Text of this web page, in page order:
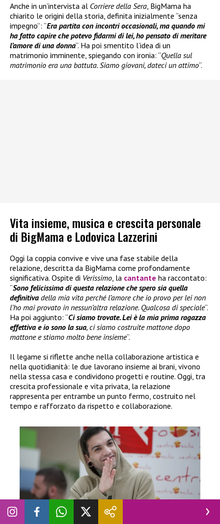
Anche in un’intervista al Corriere della Sera , BigMama ha
chiarito le origini della storia, definita inizialmente “senza
impegno”: “Era partita con incontri occasionali, ma quando mi
ha fatto capire che potevo fidarmi di lei, ho pensato di meritare
l’amore di una donna“. Ha poi smentito l’idea di un
matrimonio imminente, spiegando con ironia: “Quella sul
matrimonio era una battuta. Siamo giovani, dateci un attimo“.
Vita insieme, musica e crescita personale
di BigMama e Lodovica Lazzerini
Oggi la coppia convive e vive una fase stabile della
relazione, descritta da BigMama come profondamente
significativa. Ospite di Verissimo, la cantante ha raccontato:
“Sono felicissima di questa relazione che spero sia quella
definitiva della mia vita perché l’amore che io provo per lei non
l’ho mai provato in nessun’altra relazione. Qualcosa di speciale“.
Ha poi aggiunto: “Ci siamo trovate. Lei è la mia prima ragazza
effettiva e io sono la sua, ci siamo costruite mattone dopo
mattone e stiamo molto bene insieme“.
Il legame si riflette anche nella collaborazione artistica e
nella quotidianità: le due lavorano insieme ai brani, vivono
nella stessa casa e condividono progetti e routine. Oggi, tra
crescita professionale e vita privata, la relazione
rappresenta per entrambe un punto fermo, costruito nel
tempo e rafforzato da rispetto e collaborazione.